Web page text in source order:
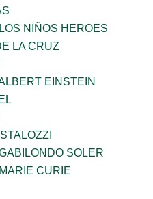
NIÑOS HEROES
LA CRUZ
EINSTEIN
SOLER
CURIE